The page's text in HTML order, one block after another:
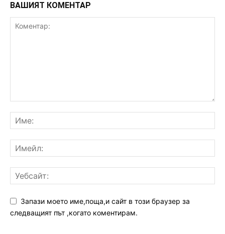
ВАШИЯТ КОМЕНТАР
Запази моето име,поща,и сайт в този браузер за
следващият път ,когато коментирам.